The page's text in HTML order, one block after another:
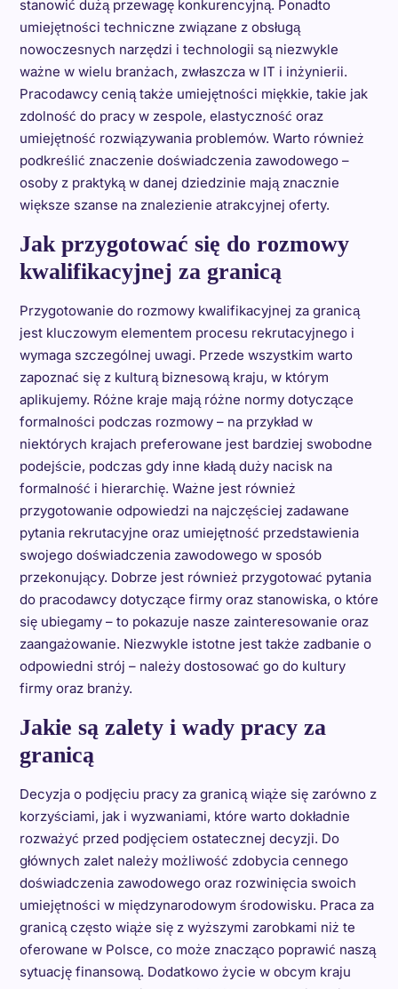
stanowić dużą przewagę konkurencyjną. Ponadto
umiejętności techniczne związane z obsługą
nowoczesnych narzędzi i technologii są niezwykle
ważne w wielu branżach, zwłaszcza w IT i inżynierii.
Pracodawcy cenią także umiejętności miękkie, takie jak
zdolność do pracy w zespole, elastyczność oraz
umiejętność rozwiązywania problemów. Warto również
podkreślić znaczenie doświadczenia zawodowego –
osoby z praktyką w danej dziedzinie mają znacznie
większe szanse na znalezienie atrakcyjnej oferty.
Jak przygotować się do rozmowy
kwalifikacyjnej za granicą
Przygotowanie do rozmowy kwalifikacyjnej za granicą
jest kluczowym elementem procesu rekrutacyjnego i
wymaga szczególnej uwagi. Przede wszystkim warto
zapoznać się z kulturą biznesową kraju, w którym
aplikujemy. Różne kraje mają różne normy dotyczące
formalności podczas rozmowy – na przykład w
niektórych krajach preferowane jest bardziej swobodne
podejście, podczas gdy inne kładą duży nacisk na
formalność i hierarchię. Ważne jest również
przygotowanie odpowiedzi na najczęściej zadawane
pytania rekrutacyjne oraz umiejętność przedstawienia
swojego doświadczenia zawodowego w sposób
przekonujący. Dobrze jest również przygotować pytania
do pracodawcy dotyczące firmy oraz stanowiska, o które
się ubiegamy – to pokazuje nasze zainteresowanie oraz
zaangażowanie. Niezwykle istotne jest także zadbanie o
odpowiedni strój – należy dostosować go do kultury
firmy oraz branży.
Jakie są zalety i wady pracy za
granicą
Decyzja o podjęciu pracy za granicą wiąże się zarówno z
korzyściami, jak i wyzwaniami, które warto dokładnie
rozważyć przed podjęciem ostatecznej decyzji. Do
głównych zalet należy możliwość zdobycia cennego
doświadczenia zawodowego oraz rozwinięcia swoich
umiejętności w międzynarodowym środowisku. Praca za
granicą często wiąże się z wyższymi zarobkami niż te
oferowane w Polsce, co może znacząco poprawić naszą
sytuację finansową. Dodatkowo życie w obcym kraju